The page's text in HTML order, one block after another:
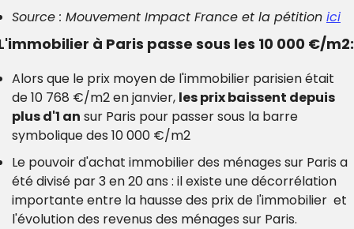
Source : Mouvement Impact France et la pétition ici
à Paris passe sous les 10 000 €/m2:
Alors que le prix moyen de l'immobilier parisien était
de 10 768 €/m2 en janvier, les prix baissent depuis
plus d'1 an sur Paris pour passer sous la barre
symbolique des 10 000 €/m2
Le pouvoir d'achat immobilier des ménages sur Paris a
été divisé par 3 en 20 ans : il existe une décorrélation
importante entre la hausse des prix de l'immobilier  et
l'évolution des revenus des ménages sur Paris.